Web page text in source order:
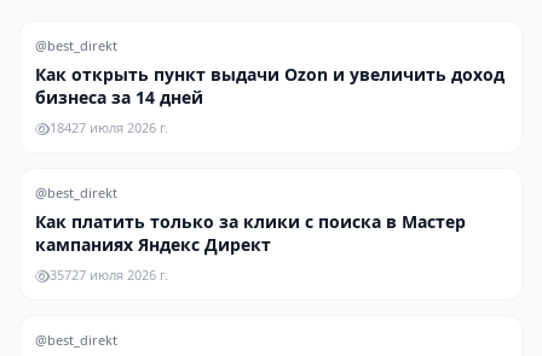
@best_direkt
Как открыть пункт выдачи Ozon и увеличить доход
бизнеса за 14 дней
18427 июля 2026 г.
@best_direkt
Как платить только за клики с поиска в Мастер
кампаниях Яндекс Директ
35727 июля 2026 г.
@best_direkt